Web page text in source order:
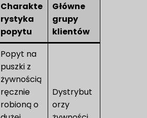
Charakte
rystyka
popytu
Główne
grupy
klientów
Popyt na
puszki z
żywnością
ręcznie
robioną o
Dystrybut
orzy